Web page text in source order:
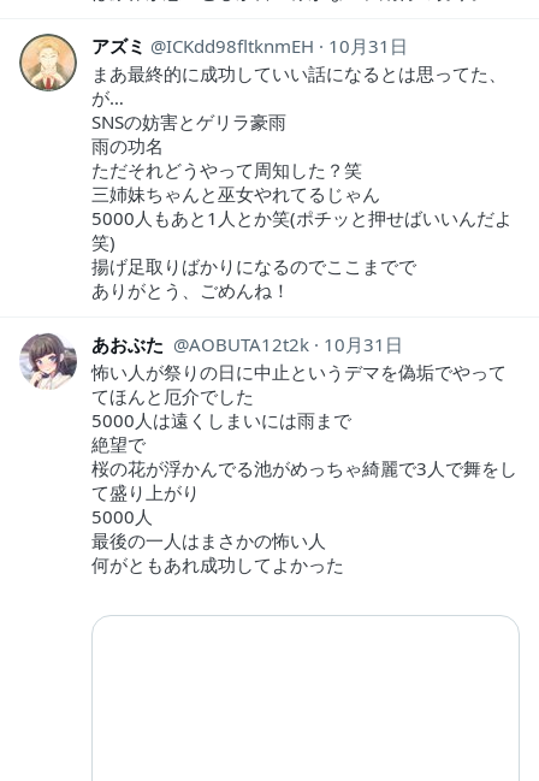
アズミ ICKdd98fltknmEH
10月31日
まあ最終的に成功していい話になるとは思ってた、
が…
SNSの妨害とゲリラ豪雨
雨の功名
ただそれどうやって周知した？笑
三姉妹ちゃんと巫女やれてるじゃん
5000人もあと1人とか笑(ポチッと押せばいいんだよ
笑)
揚げ足取りばかりになるのでここまでで
ありがとう、ごめんね！
あおぶた AOBUTA12t2k
10月31日
怖い人が祭りの日に中止というデマを偽垢でやって
てほんと厄介でした
5000人は遠くしまいには雨まで
絶望で
桜の花が浮かんでる池がめっちゃ綺麗で3人で舞をし
て盛り上がり
5000人
最後の一人はまさかの怖い人
何がともあれ成功してよかった